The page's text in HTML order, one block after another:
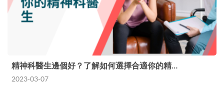
精神科醫生邊個好？了解如何選擇合適你的精…
2023-03-07